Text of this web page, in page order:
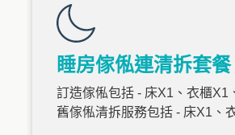
睡房傢俬連清拆套餐
訂造傢俬包括 - 床X1、衣櫃X1
舊傢俬清拆服務包括 - 床X1、